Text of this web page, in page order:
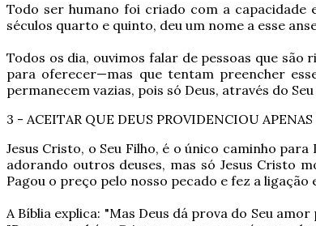
Todo ser humano foi criado com a capacidade
séculos quarto e quinto, deu um nome a esse
Todos os dia, ouvimos falar de pessoas que
para oferecer—mas que tentam preencher
permanecem vazias, pois só Deus, através do
3 - ACEITAR QUE DEUS PROVIDENCIOU
Jesus Cristo, o Seu Filho, é o único caminho
adorando outros deuses, mas só Jesus Cristo
Pagou o preço pelo nosso pecado e fez a ligação
A Bíblia explica: "Mas Deus dá prova do Seu